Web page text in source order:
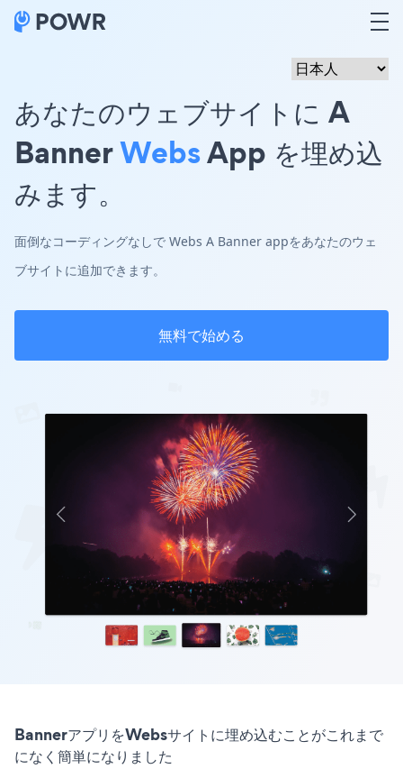
あなたのウェブサイトに A
BannerWebsApp を埋め込
みます。
面倒なコーディングなしで Webs A Banner appをあなたのウェ
ブサイトに追加できます。
無料で始める
BannerアプリをWebsサイトに埋め込むことがこれまで
になく簡単になりました